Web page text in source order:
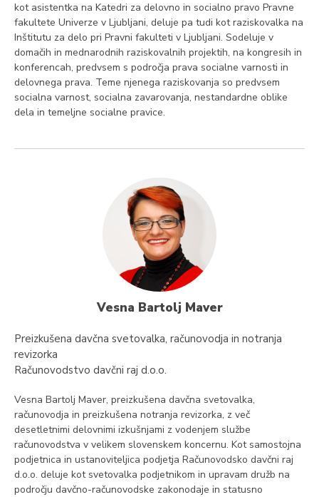
kot asistentka na Katedri za delovno in socialno pravo Pravne
fakultete Univerze v Ljubljani, deluje pa tudi kot raziskovalka na
Inštitutu za delo pri Pravni fakulteti v Ljubljani. Sodeluje v
domačih in mednarodnih raziskovalnih projektih, na kongresih in
konferencah, predvsem s področja prava socialne varnosti in
delovnega prava. Teme njenega raziskovanja so predvsem
socialna varnost, socialna zavarovanja, nestandardne oblike
dela in temeljne socialne pravice.
Vesna Bartolj Maver
Preizkušena davčna svetovalka, računovodja in notranja
revizorka
Računovodstvo davčni raj d.o.o.
Vesna Bartolj Maver, preizkušena davčna svetovalka,
računovodja in preizkušena notranja revizorka, z več
desetletnimi delovnimi izkušnjami z vodenjem službe
računovodstva v velikem slovenskem koncernu. Kot samostojna
podjetnica in ustanoviteljica podjetja Računovodsko davčni raj
d.o.o. deluje kot svetovalka podjetnikom in upravam družb na
področju davčno-računovodske zakonodaje in statusno